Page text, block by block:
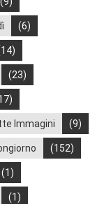
(6)
(23)
Immagini (9)
(152)
(1)
(1)